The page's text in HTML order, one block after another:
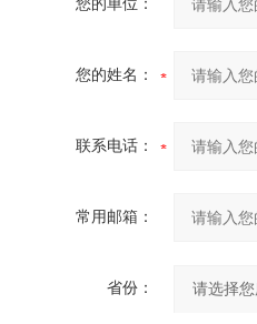
您的单位：
您的姓名：
联系电话：
常用邮箱：
省份：